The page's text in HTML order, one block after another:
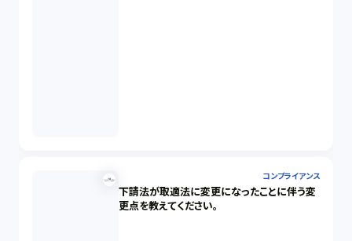
コンプライアンス
下請法が取適法に変更になったことに伴う変
更点を教えてください。